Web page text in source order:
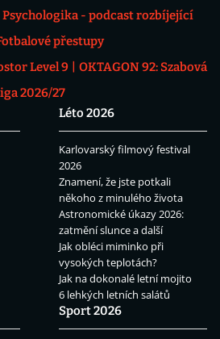
Psychologika - podcast rozbíjející
přestupy
Level 9
OKTAGON 92: Szabová
2026/27
Léto 2026
Karlovarský filmový festival
2026
Znamení, že jste potkali
někoho z minulého života
Astronomické úkazy 2026:
zatmění slunce a další
Jak obléci miminko při
vysokých teplotách?
Jak na dokonalé letní mojito
6 lehkých letních salátů
Sport 2026